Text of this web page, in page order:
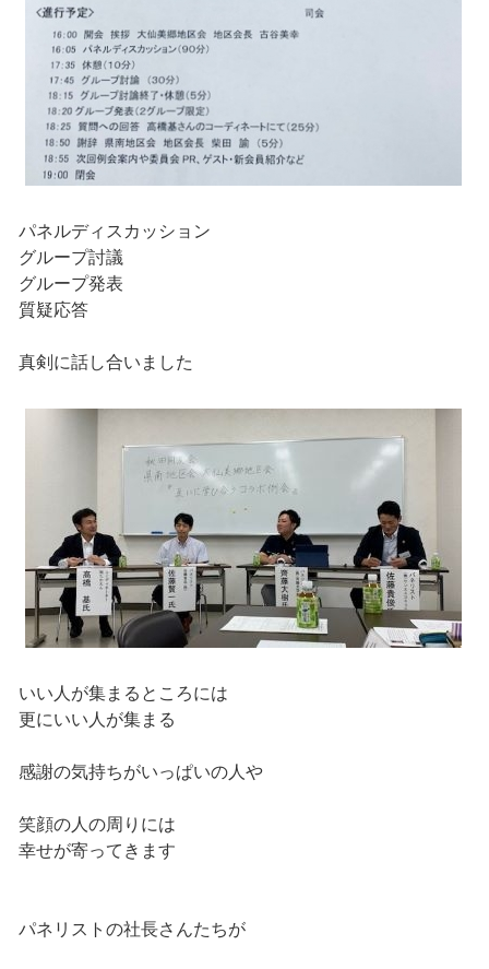
パネルディスカッション
グループ討議
グループ発表
質疑応答
真剣に話し合いました
いい人が集まるところには
更にいい人が集まる
感謝の気持ちがいっぱいの人や
笑顔の人の周りには
幸せが寄ってきます
パネリストの社長さんたちが